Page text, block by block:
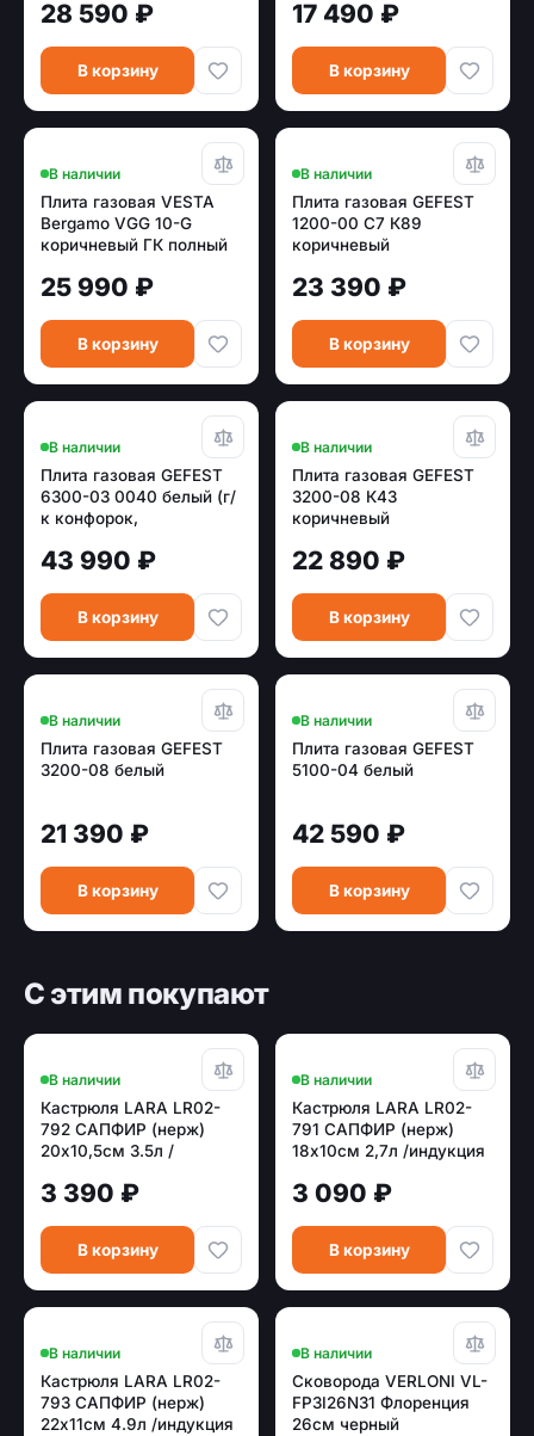
28 590 ₽
В корзину
17 490 ₽
В корзину
В наличии
Плита газовая VESTA
Bergamo VGG 10-G
коричневый ГК полный
25 990 ₽
В корзину
В наличии
Плита газовая GEFEST
1200-00 С7 К89
коричневый
23 390 ₽
В корзину
В наличии
Плита газовая GEFEST
6300-03 0040 белый (г/
к конфорок,
43 990 ₽
В корзину
В наличии
Плита газовая GEFEST
3200-08 К43
коричневый
22 890 ₽
В корзину
В наличии
Плита газовая GEFEST
3200-08 белый
21 390 ₽
В корзину
В наличии
Плита газовая GEFEST
5100-04 белый
42 590 ₽
В корзину
С этим покупают
В наличии
Кастрюля LARA LR02-
792 САПФИР (нерж)
20х10,5см 3.5л /
3 390 ₽
В корзину
В наличии
Кастрюля LARA LR02-
791 САПФИР (нерж)
18x10см 2,7л /индукция
3 090 ₽
В корзину
В наличии
Кастрюля LARA LR02-
793 САПФИР (нерж)
22х11см 4.9л /индукция
В наличии
Сковорода VERLONI VL-
FP3I26N31 Флоренция
26см черный